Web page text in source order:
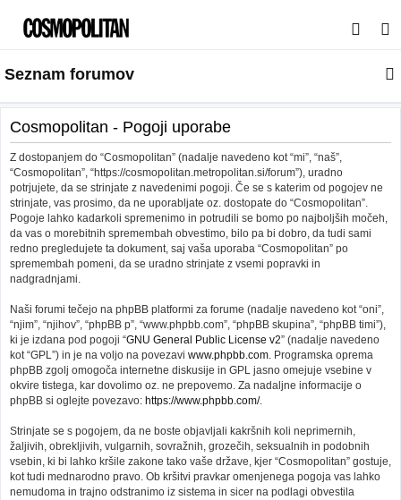
s
a
j
Seznam forumov
Cosmopolitan - Pogoji uporabe
Z dostopanjem do “Cosmopolitan” (nadalje navedeno kot “mi”, “naš”,
“Cosmopolitan”, “https://cosmopolitan.metropolitan.si/forum”), uradno
potrjujete, da se strinjate z navedenimi pogoji. Če se s katerim od pogojev ne
strinjate, vas prosimo, da ne uporabljate oz. dostopate do “Cosmopolitan”.
Pogoje lahko kadarkoli spremenimo in potrudili se bomo po najboljših močeh,
da vas o morebitnih spremembah obvestimo, bilo pa bi dobro, da tudi sami
redno pregledujete ta dokument, saj vaša uporaba “Cosmopolitan” po
spremembah pomeni, da se uradno strinjate z vsemi popravki in
nadgradnjami.
Naši forumi tečejo na phpBB platformi za forume (nadalje navedeno kot “oni”,
“njim”, “njihov”, “phpBB p”, “www.phpbb.com”, “phpBB skupina”, “phpBB timi”),
ki je izdana pod pogoji “GNU General Public License v2” (nadalje navedeno
kot “GPL”) in je na voljo na povezavi www.phpbb.com. Programska oprema
phpBB zgolj omogoča internetne diskusije in GPL jasno omejuje vsebine v
okvire tistega, kar dovolimo oz. ne prepovemo. Za nadaljne informacije o
phpBB si oglejte povezavo: https://www.phpbb.com/.
Strinjate se s pogojem, da ne boste objavljali kakršnih koli neprimernih,
žaljivih, obrekljivih, vulgarnih, sovražnih, grozečih, seksualnih in podobnih
vsebin, ki bi lahko kršile zakone tako vaše države, kjer “Cosmopolitan” gostuje,
kot tudi mednarodno pravo. Ob kršitvi pravkar omenjenega pogoja vas lahko
nemudoma in trajno odstranimo iz sistema in sicer na podlagi obvestila